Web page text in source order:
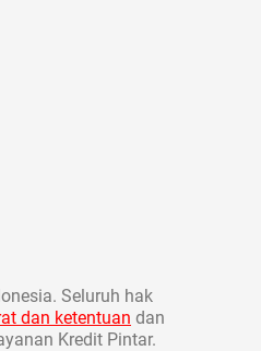
Seluruh hak
dan ketentuan dan
Kredit Pintar.